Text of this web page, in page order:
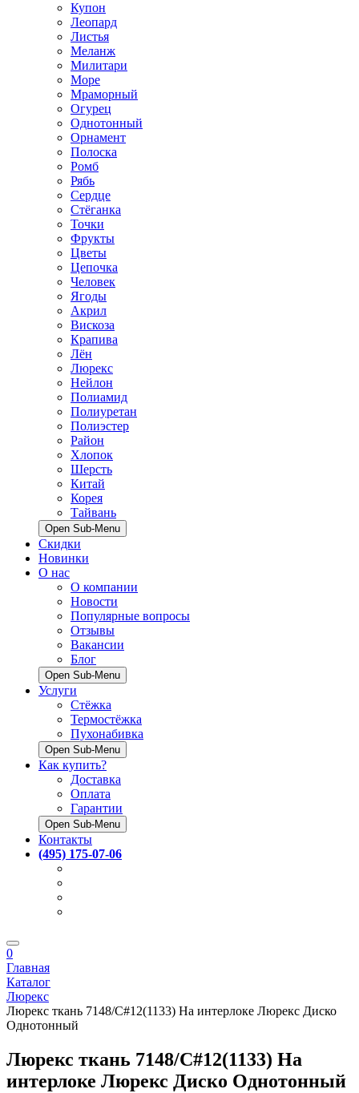
Купон
Леопард
Листья
Меланж
Милитари
Море
Мраморный
Огурец
Однотонный
Орнамент
Полоска
Ромб
Рябь
Сердце
Стёганка
Точки
Фрукты
Цветы
Цепочка
Человек
Ягоды
Акрил
Вискоза
Крапива
Лён
Люрекс
Нейлон
Полиамид
Полиуретан
Полиэстер
Район
Хлопок
Шерсть
Китай
Корея
Тайвань
Open Sub-Menu
Скидки
Новинки
О нас
О компании
Новости
Популярные вопросы
Отзывы
Вакансии
Блог
Open Sub-Menu
Услуги
Стёжка
Термостёжка
Пухонабивка
Open Sub-Menu
Как купить?
Доставка
Оплата
Гарантии
Open Sub-Menu
Контакты
(495) 175-07-06
0
Главная
Каталог
Люрекс
Люрекс ткань 7148/C#12(1133) На интерлоке Люрекс Диско
Однотонный
Люрекс ткань 7148/C#12(1133) На
интерлоке Люрекс Диско Однотонный